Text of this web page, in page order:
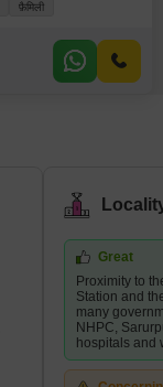
फ़ैमिली
Great
Proximity to
Station and
many
NHPC,
hospitals and